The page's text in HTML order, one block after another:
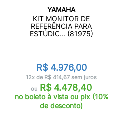
YAMAHA
KIT MONITOR DE
REFERÊNCIA PARA
ESTÚDIO... (81975)
R$ 4.976,00
12x de R$ 414,67 sem juros
ou R$ 4.478,40
no boleto à vista ou pix (10%
de desconto)